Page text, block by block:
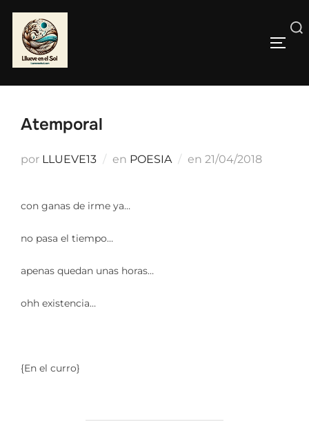
contenido
Buscar:
Atemporal
por LLUEVE13 en POESIA en Publicado
21/04/2018
con ganas de irme ya…
no pasa el tiempo…
apenas quedan unas horas…
ohh existencia…
{En el curro}